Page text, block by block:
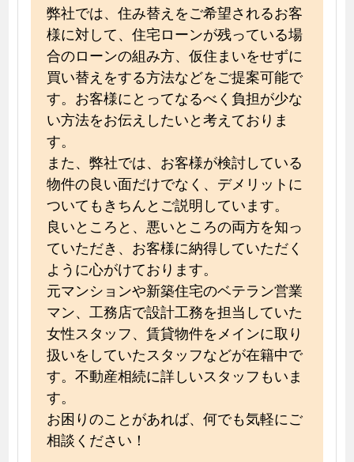
弊社では、住み替えをご希望されるお客
様に対して、住宅ローンが残っている場
合のローンの組み方、仮住まいをせずに
買い替えをする方法などをご提案可能で
す。お客様にとってなるべく負担が少な
い方法をお伝えしたいと考えておりま
す。
また、弊社では、お客様が検討している
物件の良い面だけでなく、デメリットに
ついてもきちんとご説明しています。
良いところと、悪いところの両方を知っ
ていただき、お客様に納得していただく
ように心がけております。
元マンションや新築住宅のベテラン営業
マン、工務店で設計工務を担当していた
女性スタッフ、賃貸物件をメインに取り
扱いをしていたスタッフなどが在籍中で
す。不動産相続に詳しいスタッフもいま
す。
お困りのことがあれば、何でも気軽にご
相談ください！